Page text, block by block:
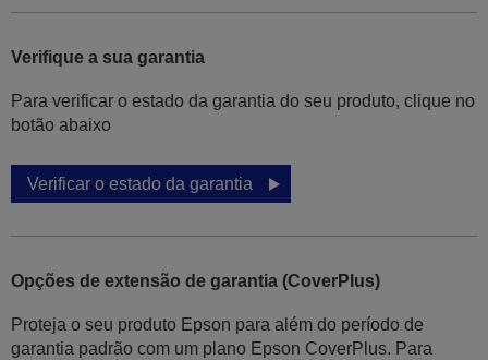
Verifique a sua garantia
Para verificar o estado da garantia do seu produto, clique no
botão abaixo
Verificar o estado da garantia
Opções de extensão de garantia (CoverPlus)
Proteja o seu produto Epson para além do período de
garantia padrão com um plano Epson CoverPlus. Para